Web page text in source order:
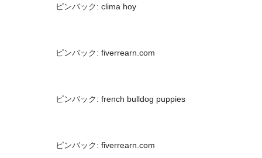
ピンバック: clima hoy
ピンバック: fiverrearn.com
ピンバック: french bulldog puppies
ピンバック: fiverrearn.com